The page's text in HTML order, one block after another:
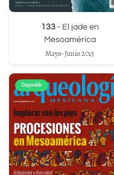
133- El jade en
Mesoamérica
Mayo-Junio 2015
Disponible